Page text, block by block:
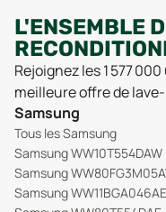
L'ENSEMBLE
Rejoignez les 1 577
meilleure offre de
Samsung
Tous les Samsung
Samsung WW10T554DAW
Samsung
Samsung